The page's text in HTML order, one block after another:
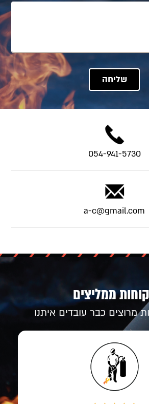
054-941-5730
a-c@gmail.com
ממליצים
מרוצים כבר עובדים איתנו